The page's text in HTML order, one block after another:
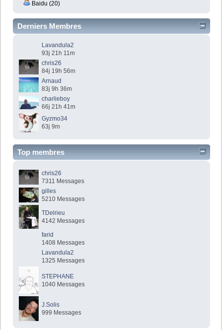
Baidu (20)
Derniers Membres
Lavandula2
93j 21h 11m
chris26
84j 19h 56m
Arnaud
83j 9h 36m
charlieboy
66j 21h 41m
Gyzmo34
63j 9m
Top membres
chris26
7311 Messages
gilles
5210 Messages
TDelrieu
4142 Messages
farid
1408 Messages
Lavandula2
1325 Messages
STEPHANE
1040 Messages
J.Solis
999 Messages